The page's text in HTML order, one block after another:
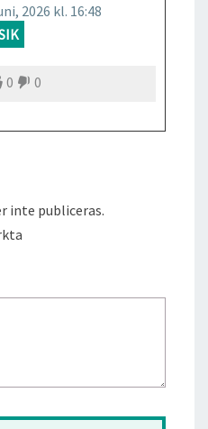
2026 kl. 16:48
0
0
inte publiceras.